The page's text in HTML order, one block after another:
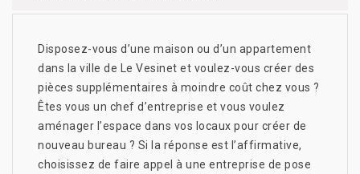
Disposez-vous d’une maison ou d’un appartement
dans la ville de Le Vesinet et voulez-vous créer des
pièces supplémentaires à moindre coût chez vous ?
Êtes vous un chef d’entreprise et vous voulez
aménager l’espace dans vos locaux pour créer de
nouveau bureau ? Si la réponse est l’affirmative,
choisissez de faire appel à une entreprise de pose